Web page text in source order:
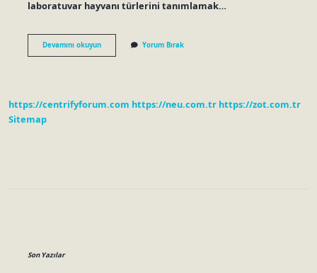
laboratuvar hayvanı türlerini tanımlamak…
Devamını okuyunEn
Çok
Yapılır
Yorum Bırak
https://centrifyforum.com https://neu.com.tr https://zot.com.tr
Sitemap
Son Yazılar